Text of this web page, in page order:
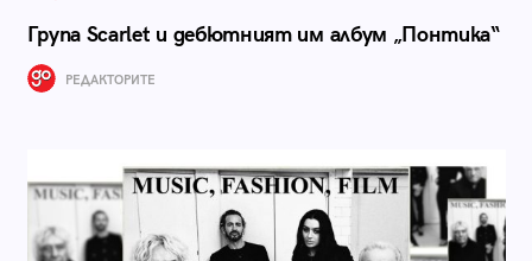
Група Scarlet и дебютният им албум „Понтика“
РЕДАКТОРИТЕ